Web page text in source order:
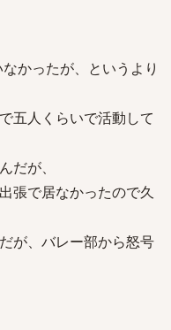
かったが、というより
五人くらいで活動して
だが、
張で居なかったので久
が、バレー部から怒号